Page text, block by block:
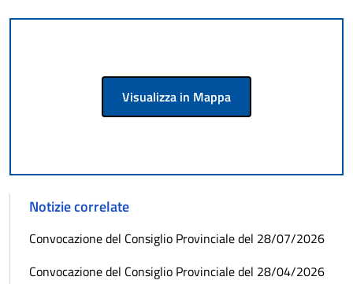
Visualizza in Mappa
Notizie correlate
Convocazione del Consiglio Provinciale del 28/07/2026
Convocazione del Consiglio Provinciale del 28/04/2026